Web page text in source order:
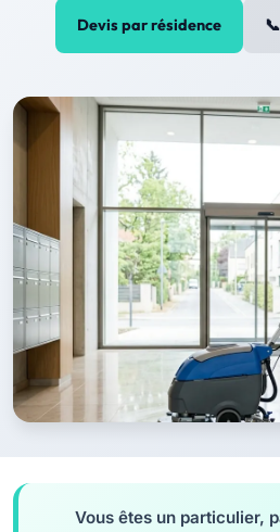
Devis par résidence
Vous êtes un particulier,